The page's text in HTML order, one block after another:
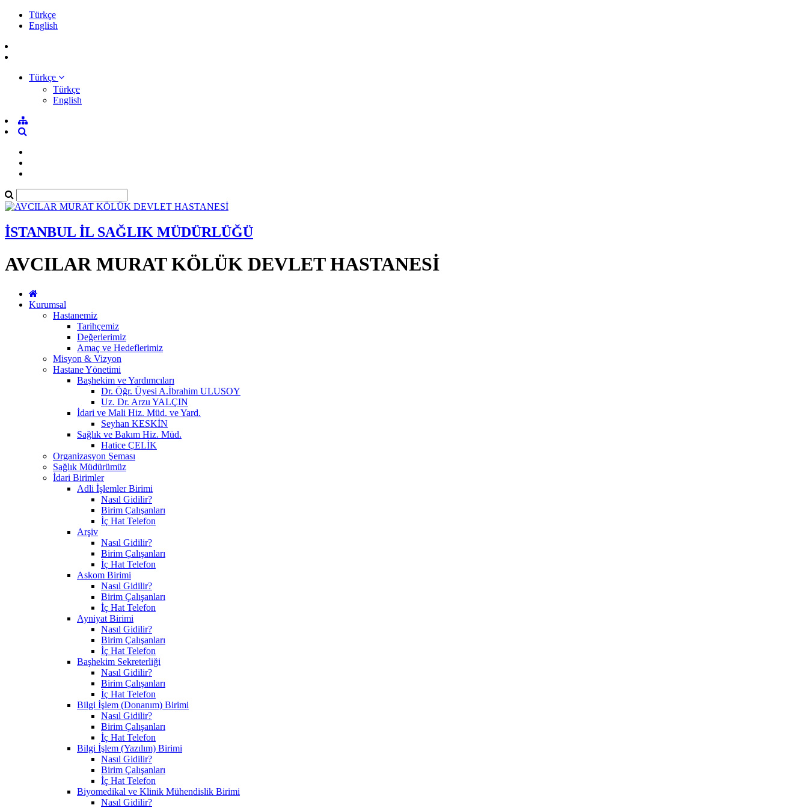
Türkçe
English
Türkçe
Türkçe
English
İSTANBUL İL SAĞLIK MÜDÜRLÜĞÜ
AVCILAR MURAT KÖLÜK DEVLET HASTANESİ
Kurumsal
Hastanemiz
Tarihçemiz
Değerlerimiz
Amaç ve Hedeflerimiz
Misyon & Vizyon
Hastane Yönetimi
Başhekim ve Yardımcıları
Dr. Öğr. Üyesi A.İbrahim ULUSOY
Uz. Dr. Arzu YALÇIN
İdari ve Mali Hiz. Müd. ve Yard.
Seyhan KESKİN
Sağlık ve Bakım Hiz. Müd.
Hatice ÇELİK
Organizasyon Şeması
Sağlık Müdürümüz
İdari Birimler
Adli İşlemler Birimi
Nasıl Gidilir?
Birim Çalışanları
İç Hat Telefon
Arşiv
Nasıl Gidilir?
Birim Çalışanları
İç Hat Telefon
Askom Birimi
Nasıl Gidilir?
Birim Çalışanları
İç Hat Telefon
Ayniyat Birimi
Nasıl Gidilir?
Birim Çalışanları
İç Hat Telefon
Başhekim Sekreterliği
Nasıl Gidilir?
Birim Çalışanları
İç Hat Telefon
Bilgi İşlem (Donanım) Birimi
Nasıl Gidilir?
Birim Çalışanları
İç Hat Telefon
Bilgi İşlem (Yazılım) Birimi
Nasıl Gidilir?
Birim Çalışanları
İç Hat Telefon
Biyomedikal ve Klinik Mühendislik Birimi
Nasıl Gidilir?